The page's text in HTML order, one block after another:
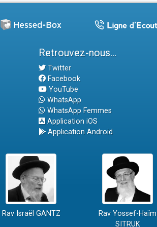
Retrouvez-nous...
Twitter
Facebook
YouTube
WhatsApp
WhatsApp Femmes
Application iOS
Application Android
Rav Israël GANTZ
Rav Yossef-Haïm
SITRUK